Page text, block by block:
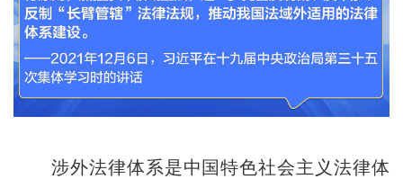
涉外法律体系是中国特色社会主义法律体